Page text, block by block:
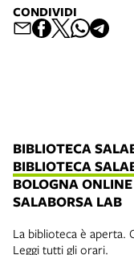
CONDIVIDI
BIBLIOTECA
BIBLIOTECA
BOLOGNA ONLINE
SALABORSA LAB
La biblioteca è aperta.
Leggi tutti gli orari.